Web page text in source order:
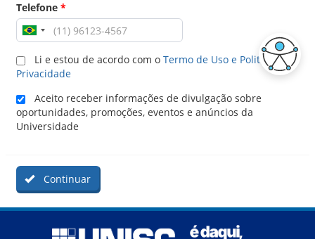
Telefone *
Li e estou de acordo com o Termo de Uso e Politica de
Privacidade
Aceito receber informações de divulgação sobre
oportunidades, promoções, eventos e anúncios da
Universidade
Continuar